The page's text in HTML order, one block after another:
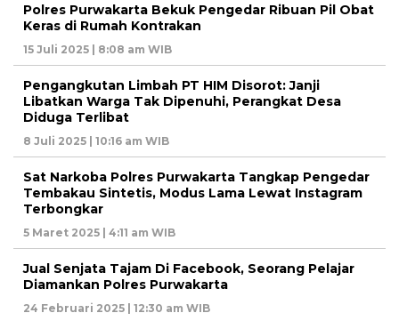
Polres Purwakarta Bekuk Pengedar Ribuan Pil Obat
Keras di Rumah Kontrakan
15 Juli 2025 | 8:08 am WIB
Pengangkutan Limbah PT HIM Disorot: Janji
Libatkan Warga Tak Dipenuhi, Perangkat Desa
Diduga Terlibat
8 Juli 2025 | 10:16 am WIB
Sat Narkoba Polres Purwakarta Tangkap Pengedar
Tembakau Sintetis, Modus Lama Lewat Instagram
Terbongkar
5 Maret 2025 | 4:11 am WIB
Jual Senjata Tajam Di Facebook, Seorang Pelajar
Diamankan Polres Purwakarta
24 Februari 2025 | 12:30 am WIB